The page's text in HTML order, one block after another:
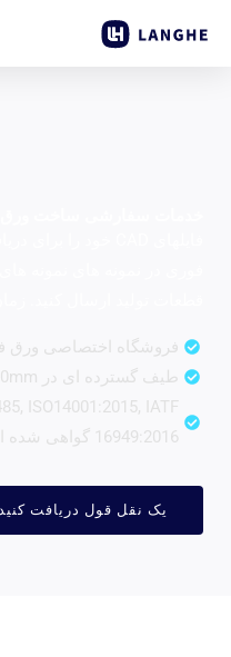
فروشگاه اختصاصی ورق فلزی
طیف گسترده ای در 0.3mm-20mm
13485, ISO14001:2015, IATF
16949:2016 گواهی شده است
یک نقل قول دریافت کنید